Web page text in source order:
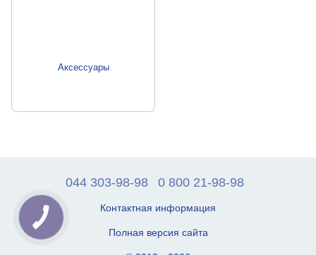
Аксессуары
044 303-98-98 0 800 21-98-98
Контактная информация
Полная версия сайта